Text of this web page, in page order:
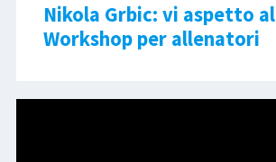
Nikola Grbic: vi aspetto al
Workshop per allenatori